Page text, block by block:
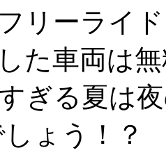
リーライ
た車両は
ぎる夏は
ょう！？